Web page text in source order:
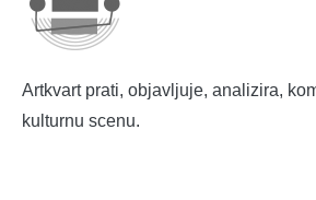
Artkvart prati, objavljuje, analizira,
kulturnu scenu.